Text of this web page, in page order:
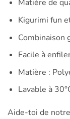
Matière de
Kigurimi fun
Combinaison
Facile à
Matière :
Lavable à
Aide-toi de